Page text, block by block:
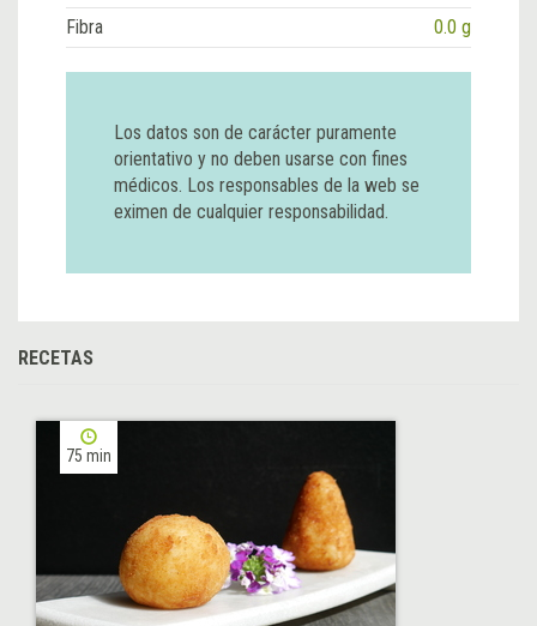
Fibra
0.0 g
Los datos son de carácter puramente
orientativo y no deben usarse con fines
médicos. Los responsables de la web se
eximen de cualquier responsabilidad.
RECETAS
75 min